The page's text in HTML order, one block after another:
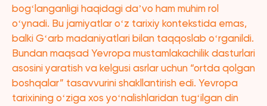
bogʻlanganligi haqidagi daʼvo ham muhim rol
oʻynadi. Bu jamiyatlar oʻz tarixiy kontekstida emas,
balki Gʻarb madaniyatlari bilan taqqoslab oʻrganildi.
Bundan maqsad Yevropa mustamlakachilik dasturlari
asosini yaratish va kelgusi asrlar uchun “ortda qolgan
boshqalar” tasavvurini shakllantirish edi. Yevropa
tarixining oʻziga xos yoʻnalishlaridan tugʻilgan din